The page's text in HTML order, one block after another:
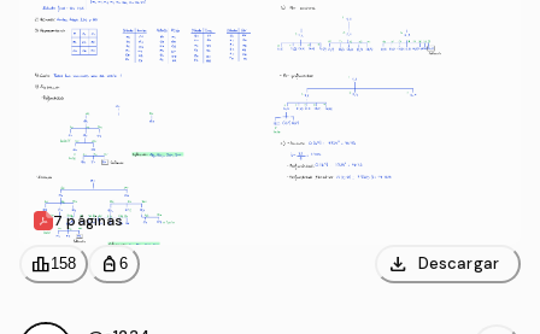
7 páginas
leaderboard158 personal_bag 6 download Descargar